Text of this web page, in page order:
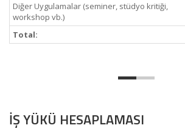
Diğer Uygulamalar (seminer, stüdyo kritiği,
workshop vb.)
Total:
İŞ YÜKÜ HESAPLAMASI